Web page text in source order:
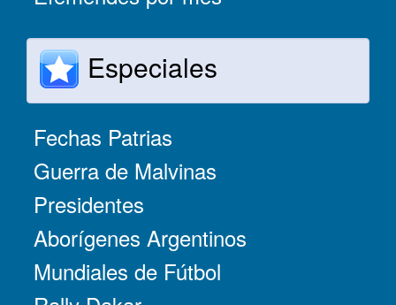
Especiales
Fechas Patrias
Guerra de Malvinas
Presidentes
Aborígenes Argentinos
Mundiales de Fútbol